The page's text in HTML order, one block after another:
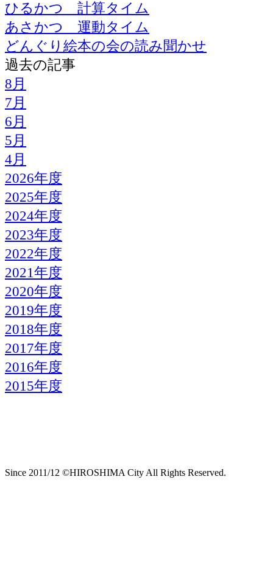
ひるかつ 計算タイム
あさかつ 運動タイム
どんぐり絵本の会の読み聞かせ
過去の記事
8月
7月
6月
5月
4月
2026年度
2025年度
2024年度
2023年度
2022年度
2021年度
2020年度
2019年度
2018年度
2017年度
2016年度
2015年度
Since 2011/12 ©HIROSHIMA City All Rights Reserved.